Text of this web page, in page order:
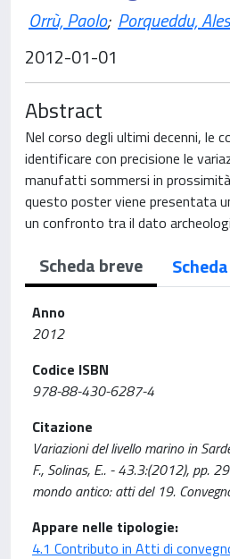
Orrù, Paolo; Porqueddu,
2012-01-01
Abstract
Nel corso degli ultimi decenni, le
identificare con precisione le
manufatti sommersi in
questo poster viene presentata
un confronto tra il dato
Scheda breve
Anno
2012
Codice ISBN
978-88-430-6287-4
Citazione
Variazioni del livello marino in
F., Solinas, E.. - 43.3:(2012), pp.
mondo antico: atti del 19.
Appare nelle tipologie:
4.1 Contributo in Atti di